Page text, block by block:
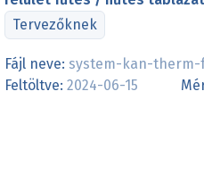
Tervezőknek
Fájl neve: system-kan-
Feltöltve: 2024-06-15